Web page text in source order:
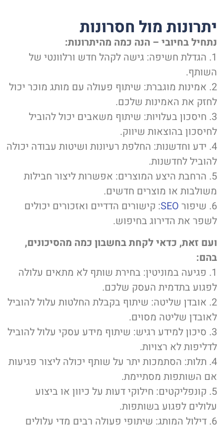
מול חסרונות
בחיובי – הנה כמה מהיתרונות:
1. הגדלת חשיפה: גישה לקהל חדש ורלוונטי של
2. אמינות מוגברת: שיתוף פעולה עם מותג מוכר יכול
את האמינות שלכם.
3. חיסכון בעלויות: שיתוף משאבים יכול להוביל
בהוצאות שיווק.
4. ידע וחדשנות: החלפת רעיונות ושיטות עבודה יכולה
לחדשנות.
5. הרחבת היצע המוצרים: אפשרות ליצור חבילות
או מוצרים חדשים.
SEO: קישורים הדדיים ואזכורים יכולים
את הדירוג בחיפוש.
זאת, כדאי לקחת בחשבון כמה מהסיכונים,
1. פגיעה במוניטין: בחירת שותף לא מתאים עלולה
בתדמית העסק שלכם.
2. אובדן שליטה: שיתוף בקבלת החלטות עלול להוביל
שליטה מסוים.
3. סיכון למידע רגיש: שיתוף מידע עסקי עלול להוביל
לא רצויות.
4. תלות: הסתמכות יתר על שותף יכולה ליצור פגיעות
השותפות מסתיימת.
5. קונפליקטים: חילוקי דעות על כיוון או ביצוע
לפגוע בשותפות.
6. דילול המותג: שיתופי פעולה רבים מדי עלולים